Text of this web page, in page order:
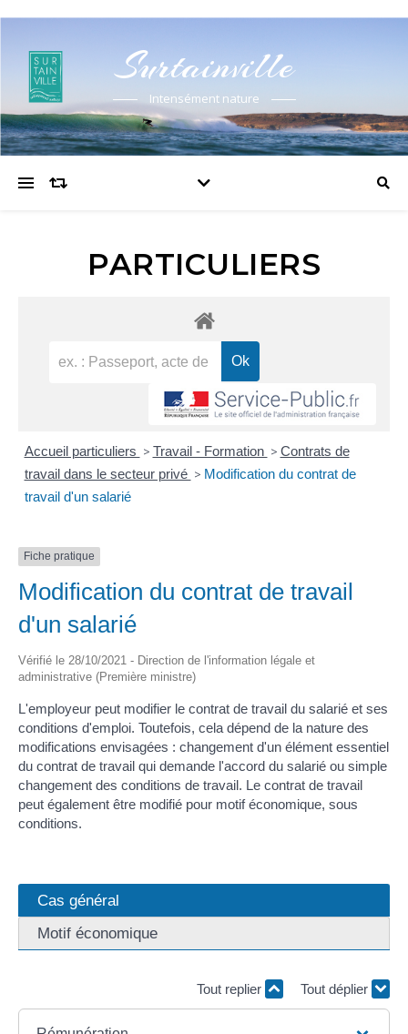
Surtainville
Intensément nature
PARTICULIERS
Accueil particuliers > Travail - Formation > Contrats de
travail dans le secteur privé > Modification du contrat de
travail d'un salarié
Fiche pratique
Modification du contrat de travail
d'un salarié
Vérifié le 28/10/2021 - Direction de l'information légale et
administrative (Première ministre)
L'employeur peut modifier le contrat de travail du salarié et ses
conditions d'emploi. Toutefois, cela dépend de la nature des
modifications envisagées : changement d'un élément essentiel
du contrat de travail qui demande l'accord du salarié ou simple
changement des conditions de travail. Le contrat de travail
peut également être modifié pour motif économique, sous
conditions.
Cas général
Motif économique
Tout replier Tout déplier